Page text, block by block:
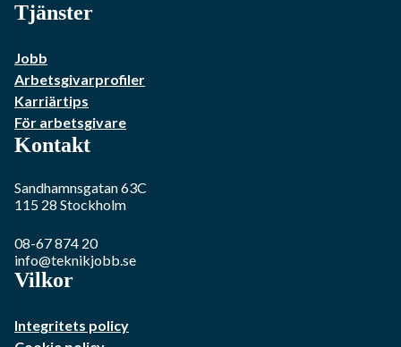
Tjänster
Jobb
Arbetsgivarprofiler
Karriärtips
För arbetsgivare
Kontakt
Sandhamnsgatan 63C
115 28 Stockholm
08-67 874 20
info@teknikjobb.se
Vilkor
Integritets policy